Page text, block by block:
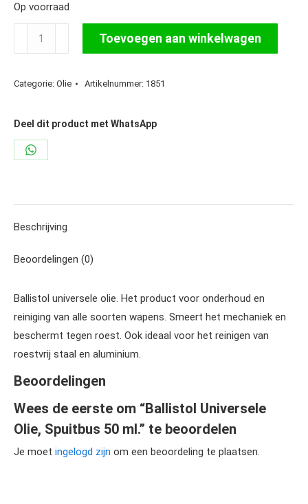
Op voorraad
Ballistol
Universele
Spuitbus
ml.
aantal
Toevoegen aan winkelwagen
Categorie: Olie Artikelnummer: 1851
Deel dit product met WhatsApp
Share
Beschrijving
Beoordelingen (0)
Ballistol universele olie. Het product voor onderhoud en
reiniging van alle soorten wapens. Smeert het mechaniek en
beschermt tegen roest. Ook ideaal voor het reinigen van
roestvrij staal en aluminium.
Beoordelingen
Wees de eerste om “Ballistol Universele
Olie, Spuitbus 50 ml.” te beoordelen
Je moet ingelogd zijn om een beoordeling te plaatsen.